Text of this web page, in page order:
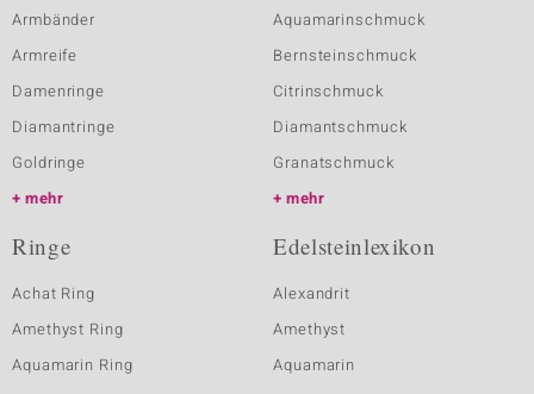
Armbänder
Armreife
Damenringe
Diamantringe
Goldringe
mehr
Aquamarinschmuck
Bernsteinschmuck
Citrinschmuck
Diamantschmuck
Granatschmuck
mehr
Ringe
Achat Ring
Amethyst Ring
Aquamarin Ring
Edelsteinlexikon
Alexandrit
Amethyst
Aquamarin